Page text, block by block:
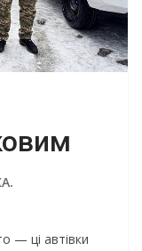
— ці автівки